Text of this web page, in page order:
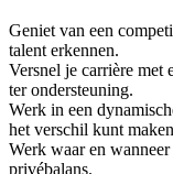
Geniet van een
talent erkennen.
Versnel je carrière met
ter ondersteuning.
Werk in een
het verschil kunt
Werk waar en
privébalans.